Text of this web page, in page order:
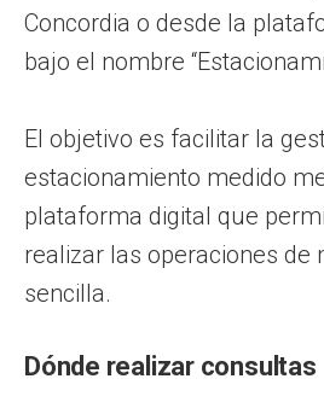
Concordia o desde la
bajo el nombre
El objetivo es facilitar la
estacionamiento medido
plataforma digital que
realizar las operaciones de
sencilla.
Dónde realizar consultas